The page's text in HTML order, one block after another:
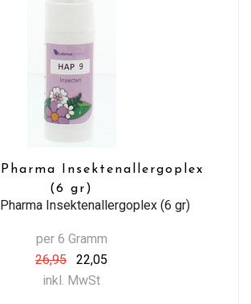
Pharma Insektenallergoplex
(6 gr)
Insektenallergoplex (6 gr)
per 6 Gramm
26,95
22,05
inkl. MwSt